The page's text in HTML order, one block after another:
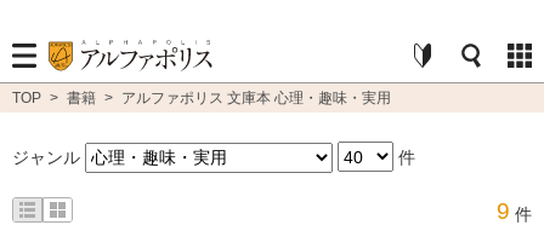
TOP > 書籍 > アルファポリス 文庫本 心理・趣味・実用
ジャンル 件
9 件